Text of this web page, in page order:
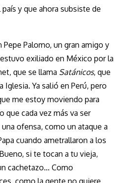
y que ahora subsiste de
Palomo, un gran amigo y
exiliado en México por la
que se llama Satánicos, que
Iglesia. Ya salió en Perú, pero
me estoy moviendo para
que cada vez más va ser
ofensa, como un ataque a
cuando ametrallaron a los
si te tocan a tu vieja,
cachetazo… Como
como la gente no quiere